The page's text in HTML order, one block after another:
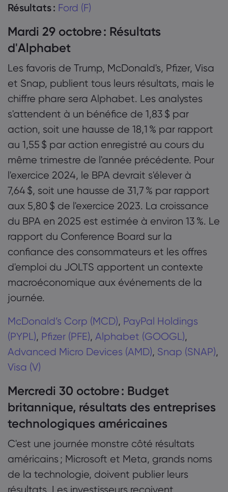
Résultats : Ford (F)
Mardi 29 octobre : Résultats
d'Alphabet
Les favoris de Trump, McDonald's, Pfizer, Visa
et Snap, publient tous leurs résultats, mais le
chiffre phare sera Alphabet. Les analystes
s'attendent à un bénéfice de 1,83 $ par
action, soit une hausse de 18,1 % par rapport
au 1,55 $ par action enregistré au cours du
même trimestre de l'année précédente. Pour
l'exercice 2024, le BPA devrait s'élever à
7,64 $, soit une hausse de 31,7 % par rapport
aux 5,80 $ de l'exercice 2023. La croissance
du BPA en 2025 est estimée à environ 13 %. Le
rapport du Conference Board sur la
confiance des consommateurs et les offres
d'emploi du JOLTS apportent un contexte
macroéconomique aux événements de la
journée.
McDonald’s Corp (MCD), PayPal Holdings
(PYPL), Pfizer (PFE), Alphabet (GOOGL),
Advanced Micro Devices (AMD), Snap (SNAP),
Visa (V)
Mercredi 30 octobre : Budget
britannique, résultats des entreprises
technologiques américaines
C'est une journée monstre côté résultats
américains ; Microsoft et Meta, grands noms
de la technologie, doivent publier leurs